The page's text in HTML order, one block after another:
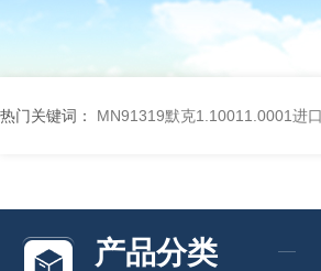
热门关键词： MN91319默克1.10011.0001进
产品分类